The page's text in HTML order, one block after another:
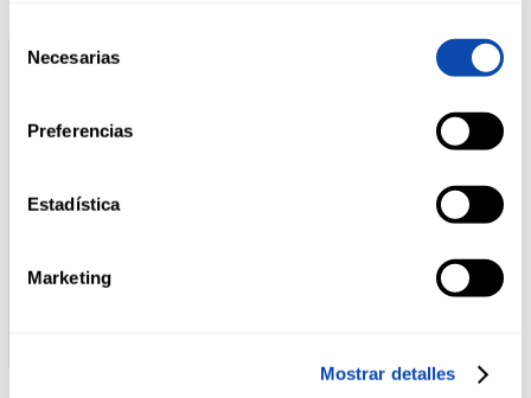
Necesarias
Preferencias
Estadística
Marketing
Mostrar detalles
MASCOTAS